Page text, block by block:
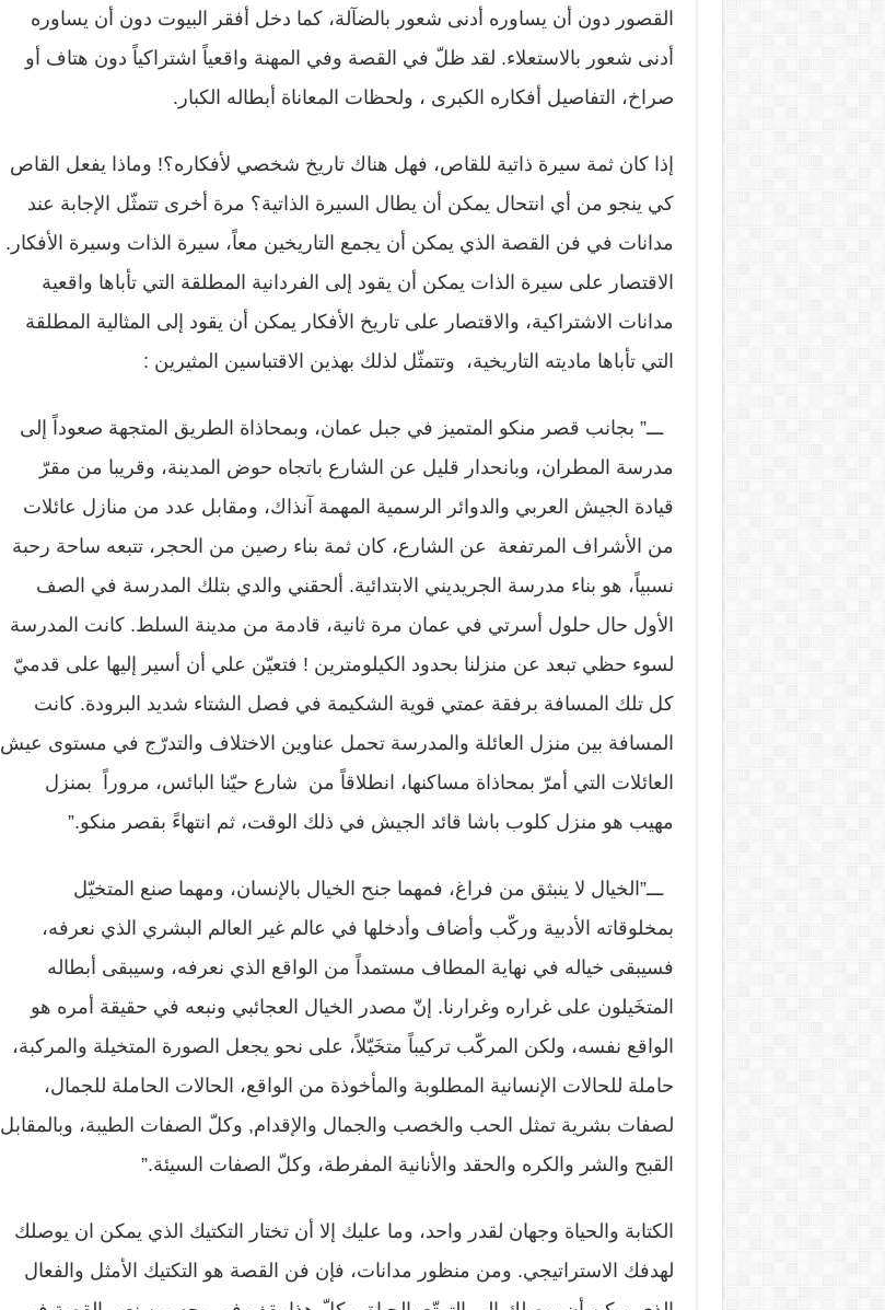
القصور دون أن يساوره أدنى شعور بالضآلة، كما دخل أفقر البيوت دون أن يساوره
أدنى شعور بالاستعلاء. لقد ظلّ في القصة وفي المهنة واقعياً اشتراكياً دون هتاف أو
صراخ، التفاصيل أفكاره الكبرى ، ولحظات المعاناة أبطاله الكبار.
إذا كان ثمة سيرة ذاتية للقاص، فهل هناك تاريخ شخصي لأفكاره؟! وماذا يفعل القاص
كي ينجو من أي انتحال يمكن أن يطال السيرة الذاتية؟ مرة أخرى تتمثّل الإجابة عند
مدانات في فن القصة الذي يمكن أن يجمع التاريخين معاً، سيرة الذات وسيرة الأفكار.
الاقتصار على سيرة الذات يمكن أن يقود إلى الفردانية المطلقة التي تأباها واقعية
مدانات الاشتراكية، والاقتصار على تاريخ الأفكار يمكن أن يقود إلى المثالية المطلقة
التي تأباها ماديته التاريخية، وتتمثّل لذلك بهذين الاقتباسين المثيرين :
ـــ” بجانب قصر منكو المتميز في جبل عمان، وبمحاذاة الطريق المتجهة صعوداً إلى
مدرسة المطران، وبانحدار قليل عن الشارع باتجاه حوض المدينة، وقريبا من مقرّ
قيادة الجيش العربي والدوائر الرسمية المهمة آنذاك، ومقابل عدد من منازل عائلات
من الأشراف المرتفعة عن الشارع، كان ثمة بناء رصين من الحجر، تتبعه ساحة رحبة
نسبياً، هو بناء مدرسة الجريديني الابتدائية. ألحقني والدي بتلك المدرسة في الصف
الأول حال حلول أسرتي في عمان مرة ثانية، قادمة من مدينة السلط. كانت المدرسة
لسوء حظي تبعد عن منزلنا بحدود الكيلومترين ! فتعيّن علي أن أسير إليها على قدميّ
كل تلك المسافة برفقة عمتي قوية الشكيمة في فصل الشتاء شديد البرودة. كانت
المسافة بين منزل العائلة والمدرسة تحمل عناوين الاختلاف والتدرّج في مستوى عيش
العائلات التي أمرّ بمحاذاة مساكنها، انطلاقاً من شارع حيّنا البائس، مروراً بمنزل
مهيب هو منزل كلوب باشا قائد الجيش في ذلك الوقت، ثم انتهاءً بقصر منكو.”
ـــ”الخيال لا ينبثق من فراغ، فمهما جنح الخيال بالإنسان، ومهما صنع المتخيّل
بمخلوقاته الأدبية وركّب وأضاف وأدخلها في عالم غير العالم البشري الذي نعرفه،
فسيبقى خياله في نهاية المطاف مستمداً من الواقع الذي نعرفه، وسيبقى أبطاله
المتخَيلون على غراره وغرارنا. إنّ مصدر الخيال العجائبي ونبعه في حقيقة أمره هو
الواقع نفسه، ولكن المركّب تركيباً متخَيّلاً، على نحو يجعل الصورة المتخيلة والمركبة،
حاملة للحالات الإنسانية المطلوبة والمأخوذة من الواقع، الحالات الحاملة للجمال،
لصفات بشرية تمثل الحب والخصب والجمال والإقدام, وكلّ الصفات الطيبة، وبالمقابل
القبح والشر والكره والحقد والأنانية المفرطة، وكلّ الصفات السيئة.”
الكتابة والحياة وجهان لقدر واحد، وما عليك إلا أن تختار التكتيك الذي يمكن ان يوصلك
لهدفك الاستراتيجي. ومن منظور مدانات، فإن فن القصة هو التكتيك الأمثل والفعال